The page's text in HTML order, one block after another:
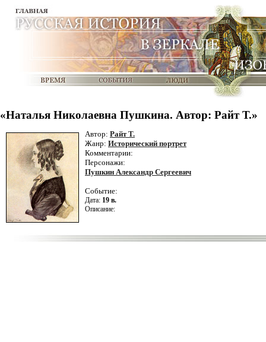
«Наталья Николаевна Пушкина. Автор: Райт Т.»
Автор: Райт Т.
Жанр: Исторический портрет
Комментарии:
Персонажи:
Пушкин Александр Сергеевич
Событие:
Дата: 19 в.
Описание: